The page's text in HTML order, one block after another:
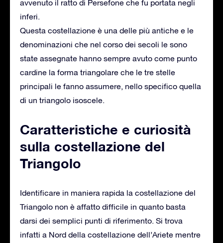
avvenuto il ratto di Persefone che fu portata negli
inferi.
Questa costellazione è una delle più antiche e le
denominazioni che nel corso dei secoli le sono
state assegnate hanno sempre avuto come punto
cardine la forma triangolare che le tre stelle
principali le fanno assumere, nello specifico quella
di un triangolo isoscele.
Caratteristiche e curiosità
sulla costellazione del
Triangolo
Identificare in maniera rapida la costellazione del
Triangolo non è affatto difficile in quanto basta
darsi dei semplici punti di riferimento. Si trova
infatti a Nord della costellazione dell’Ariete mentre